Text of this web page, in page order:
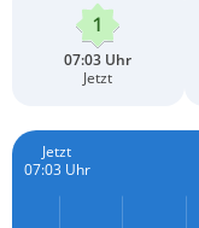
07:03 Uhr
Jetzt
Jetzt
07:03 Uhr